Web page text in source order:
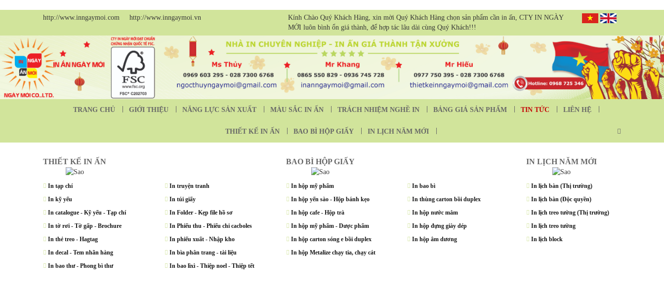
http://www.inngaymoi.com http://www.inngaymoi.vn
Kính Chào Quý Khách Hàng, xin mời Quý Khách Hàng chọn sản phẩm cần in ấn, CTY IN NGÀY
MỚI luôn bình ổn giá thành, để hợp tác lâu dài cùng Quý Khách!!!
TRANG CHỦ GIỚI THIỆU NĂNG LỰC SẢN XUẤT MÀU SẮC IN ẤN TRÁCH NHIỆM NGHỀ IN BẢNG GIÁ SẢN PHẨM TIN TỨC LIÊN HỆ
THIẾT KẾ IN ẤN BAO BÌ HỘP GIẤY IN LỊCH NĂM MỚI
THIẾT KẾ IN ẤN
In tạp chí
In truyện tranh
In kỹ yếu
In túi giấy
In catalogue - Kỹ yếu - Tạp chí
In Folder - Kẹp file hồ sơ
In tờ rơi - Tờ gấp - Brochure
In Phiếu thu - Phiếu chi cacboles
In thẻ treo - Hagtag
In phiếu xuất - Nhập kho
In decal - Tem nhãn hàng
In bìa phân trang - tài liệu
In bao thư - Phong bì thư
In bao lìxì - Thiệp noel - Thiệp tết
BAO BÌ HỘP GIẤY
In hộp mỹ phẩm
In bao bì
In hộp yến sào - Hộp bánh kẹo
In thùng carton bồi duplex
In hộp cafe - Hộp trà
In hộp nước mắm
In hộp mỹ phẩm - Dược phẩm
In hộp đựng giày dép
In hộp carton sóng e bồi duplex
In hộp âm dương
In hộp Metalize chạy tia, chạy cát
IN LỊCH NĂM MỚI
In lịch bàn (Thị trường)
In lịch bàn (Độc quyền)
In lịch treo tường (Thị trường)
In lịch treo tường
In lịch block